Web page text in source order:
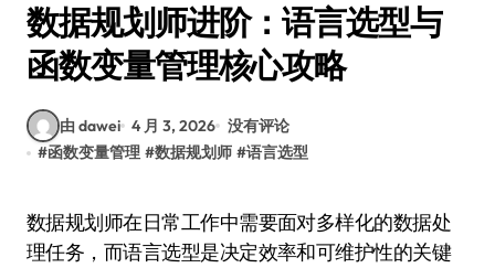
数据规划师进阶：语言选型与
函数变量管理核心攻略
由 dawei 4 月 3, 2026 没有评论
#函数变量管理 #数据规划师 #语言选型
数据规划师在日常工作中需要面对多样化的数据处
理任务，而语言选型是决定效率和可维护性的关键